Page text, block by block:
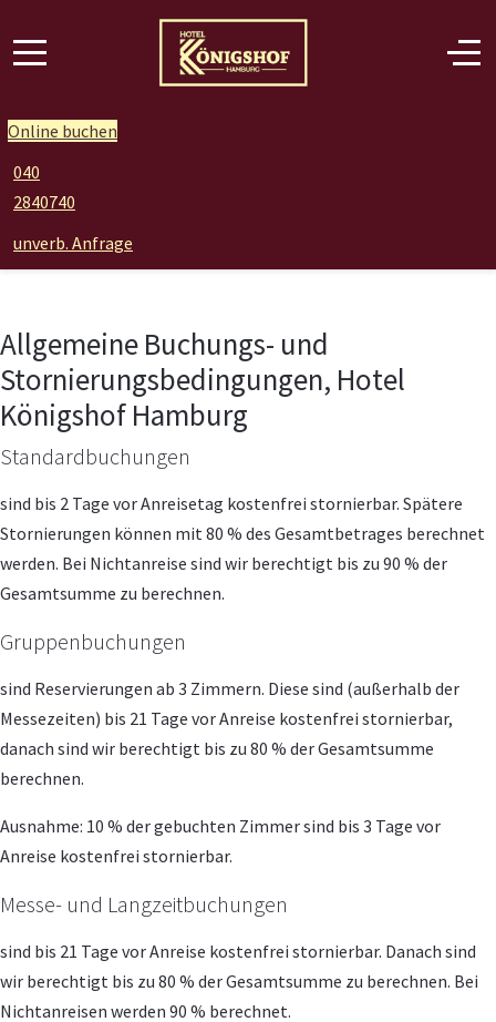
Online buchen
040
2840740
unverb. Anfrage
Allgemeine Buchungs- und
Stornierungsbedingungen, Hotel
Königshof Hamburg
Standardbuchungen
sind bis 2 Tage vor Anreisetag kostenfrei stornierbar. Spätere
Stornierungen können mit 80 % des Gesamtbetrages berechnet
werden. Bei Nichtanreise sind wir berechtigt bis zu 90 % der
Gesamtsumme zu berechnen.
Gruppenbuchungen
sind Reservierungen ab 3 Zimmern. Diese sind (außerhalb der
Messezeiten) bis 21 Tage vor Anreise kostenfrei stornierbar,
danach sind wir berechtigt bis zu 80 % der Gesamtsumme
berechnen.
Ausnahme: 10 % der gebuchten Zimmer sind bis 3 Tage vor
Anreise kostenfrei stornierbar.
Messe- und Langzeitbuchungen
sind bis 21 Tage vor Anreise kostenfrei stornierbar. Danach sind
wir berechtigt bis zu 80 % der Gesamtsumme zu berechnen. Bei
Nichtanreisen werden 90 % berechnet.